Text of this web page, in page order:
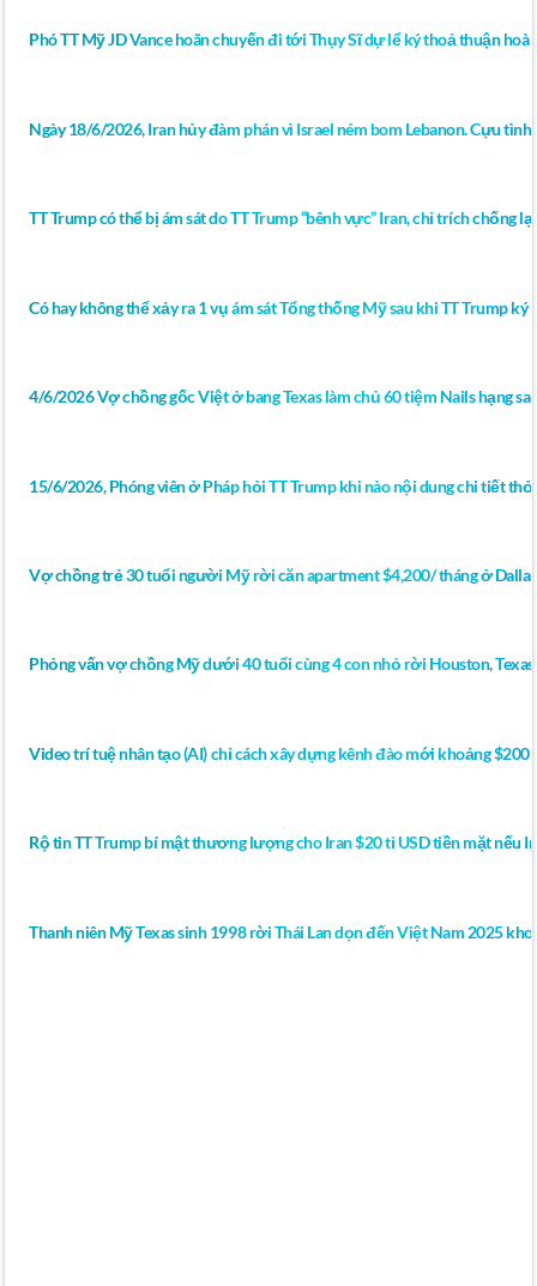
Phó TT Mỹ JD Vance hoãn chuyến đi tới Thụy Sĩ dự lể ký thoả thuận
Ngày 18/6/2026, Iran hủy đàm phán vì Israel ném bom Lebanon. Cựu tình
TT Trump có thể bị ám sát do TT Trump “bênh vực” Iran, chỉ trích chống
Có hay không thể xảy ra 1 vụ ám sát Tổng thống Mỹ sau khi TT Trump
4/6/2026 Vợ chồng gốc Việt ở bang Texas làm chủ 60 tiệm Nails hạng
15/6/2026, Phóng viên ở Pháp hỏi TT Trump khi nào nội dung chi tiết
Vợ chồng trẻ 30 tuổi người Mỹ rời căn apartment $4,200/ tháng ở
Phỏng vấn vợ chồng Mỹ dưới 40 tuổi cùng 4 con nhỏ rời Houston,
Video trí tuệ nhân tạo (AI) chỉ cách xây dựng kênh đào mới khoảng
Rộ tin TT Trump bí mật thương lượng cho Iran $20 tỉ USD tiền mặt nếu
Thanh niên Mỹ Texas sinh 1998 rời Thái Lan dọn đến Việt Nam 2025